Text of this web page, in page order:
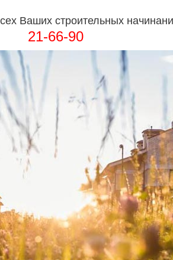
Ваших строительных
21-66-90